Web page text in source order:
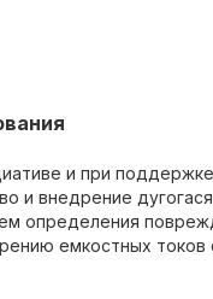
и при
и внедрение
определения
емкостных